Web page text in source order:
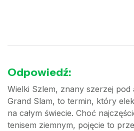
Odpowiedź:
Wielki Szlem, znany szerzej pod
Grand Slam, to termin, który
na całym świecie. Choć
tenisem ziemnym, pojęcie to